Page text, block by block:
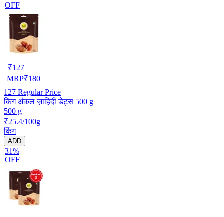
OFF
₹127
MRP₹180
127 Regular Price
किंग अंकल ज़ाहिदी डेट्स 500 g
500 g
₹25.4/100g
किंग
ADD
31%
OFF